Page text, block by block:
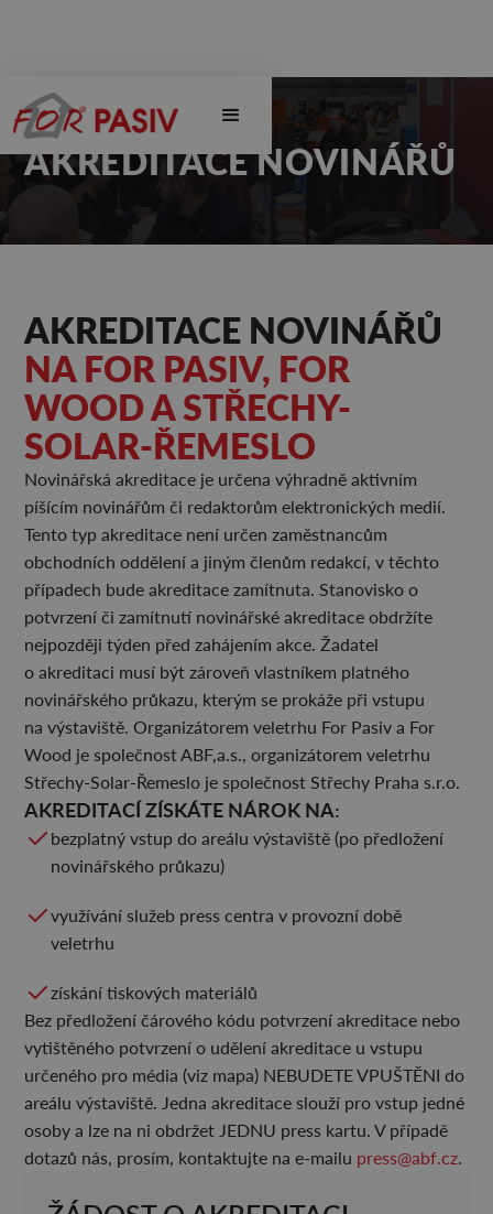
AKREDITACE NOVINÁŘŮ
AKREDITACE NOVINÁŘŮ
NA FOR PASIV, FOR
WOOD A STŘECHY-
SOLAR-ŘEMESLO
Novinářská akreditace je určena výhradně aktivním
píšícím novinářům či redaktorům elektronických medií.
Tento typ akreditace není určen zaměstnancům
obchodních oddělení a jiným členům redakcí, v těchto
případech bude akreditace zamítnuta. Stanovisko o
potvrzení či zamítnutí novinářské akreditace obdržíte
nejpozději týden před zahájením akce. Žadatel
o akreditaci musí být zároveň vlastníkem platného
novinářského průkazu, kterým se prokáže při vstupu
na výstaviště. Organizátorem veletrhu For Pasiv a For
Wood je společnost ABF,a.s., organizátorem veletrhu
Střechy-Solar-Řemeslo je společnost Střechy Praha s.r.o.
AKREDITACÍ ZÍSKÁTE NÁROK NA:
bezplatný vstup do areálu výstaviště (po předložení
novinářského průkazu)
využívání služeb press centra v provozní době
veletrhu
získání tiskových materiálů
Bez předložení čárového kódu potvrzení akreditace nebo
vytištěného potvrzení o udělení akreditace u vstupu
určeného pro média (viz mapa) NEBUDETE VPUŠTĚNI do
areálu výstaviště. Jedna akreditace slouží pro vstup jedné
osoby a lze na ni obdržet JEDNU press kartu. V případě
dotazů nás, prosím, kontaktujte na e-mailu press@abf.cz.